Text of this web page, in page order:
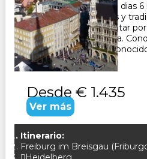
Paquete Turistico de 7 dias
de ciudades modernas y
naturalesDéjese encantar
y de la Ruta Romántica.
de Neuschwanstein,
Cenicienta CONS...
Desde € 1.435
Ver más
Itinerario:
Freiburg im Breisgau